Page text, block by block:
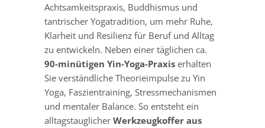
Achtsamkeitspraxis, Buddhismus und
tantrischer Yogatradition, um mehr Ruhe,
Klarheit und Resilienz für Beruf und Alltag
zu entwickeln. Neben einer täglichen ca.
90-minütigen Yin-Yoga-Praxis erhalten
Sie verständliche Theorieimpulse zu Yin
Yoga, Faszientraining, Stressmechanismen
und mentaler Balance. So entsteht ein
alltagstauglicher Werkzeugkoffer aus